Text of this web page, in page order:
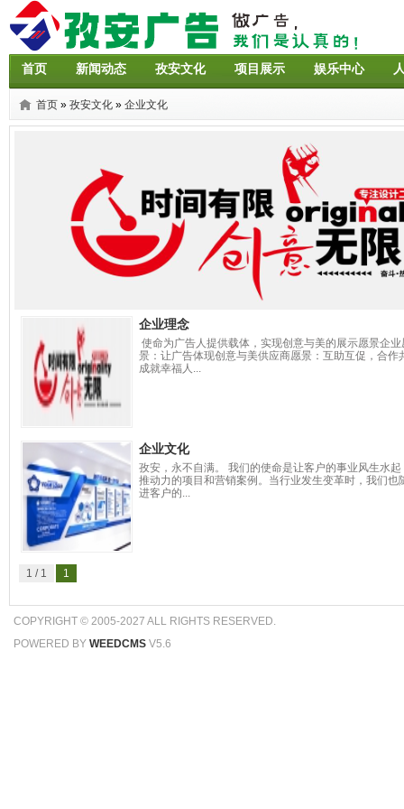
首页 新闻动态 孜安文化 项目展示 娱乐中心
首页 » 孜安文化 » 企业文化
企业理念
使命为广告人提供载体，实现创意与美的展示愿景企
景：让广告体现创意与美供应商愿景：互助互促，合
成就幸福人...
企业文化
孜安，永不自满。 我们的使命是让客户的事业风生水
推动力的项目和营销案例。当行业发生变革时，我们
进客户的...
1 / 1 1
COPYRIGHT © 2005-2027 ALL RIGHTS RESERVED.
POWERED BY WEEDCMS V5.6